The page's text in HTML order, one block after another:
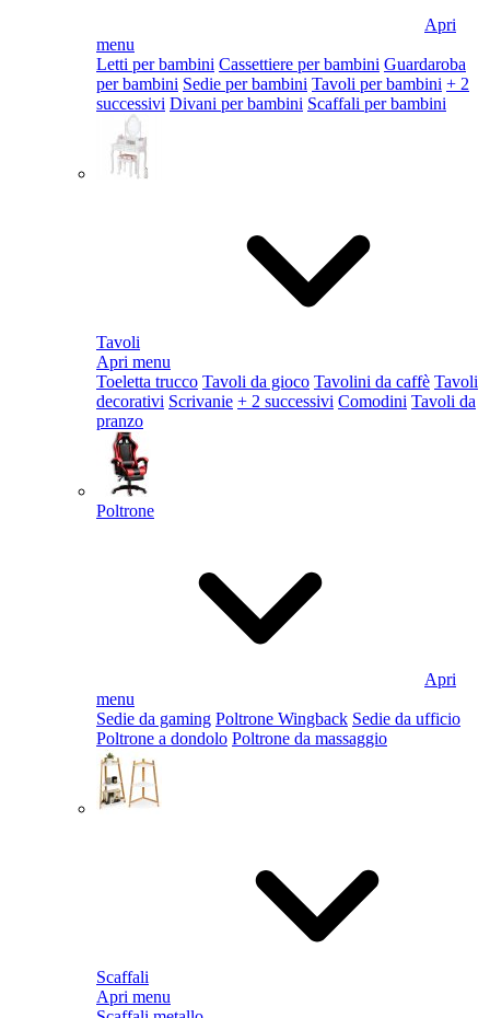
Apri
menu
Letti per bambini Cassettiere per bambini Guardaroba
per bambini Sedie per bambini Tavoli per bambini + 2
successivi Divani per bambini Scaffali per bambini
Tavoli
Apri menu
Toeletta trucco Tavoli da gioco Tavolini da caffè Tavoli
decorativi Scrivanie + 2 successivi Comodini Tavoli da
pranzo
Poltrone
Apri
menu
Sedie da gaming Poltrone Wingback Sedie da ufficio
Poltrone a dondolo Poltrone da massaggio
Scaffali
Apri menu